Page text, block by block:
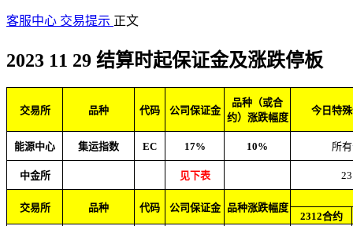
客服中心 交易提示 正文
2023 11 29 结算时起保证金及涨跌停板
交易所 品种 代码 公司保证金
品种（或合
约）涨跌幅度
今日特
能源中心 集运指数 EC 17% 10% 所
中金所 见下表
交易所 品种 代码 公司保证金 品种涨跌幅度
2312合约